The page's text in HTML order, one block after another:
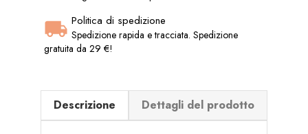
Politica di spedizione
Spedizione rapida e tracciata. Spedizione
gratuita da 29 €!
Descrizione Dettagli del prodotto